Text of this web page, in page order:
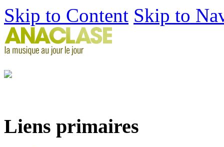
Skip to Content Skip to
Liens primaires